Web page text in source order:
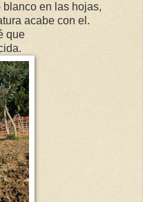
en las hojas,
acabe con el.
que